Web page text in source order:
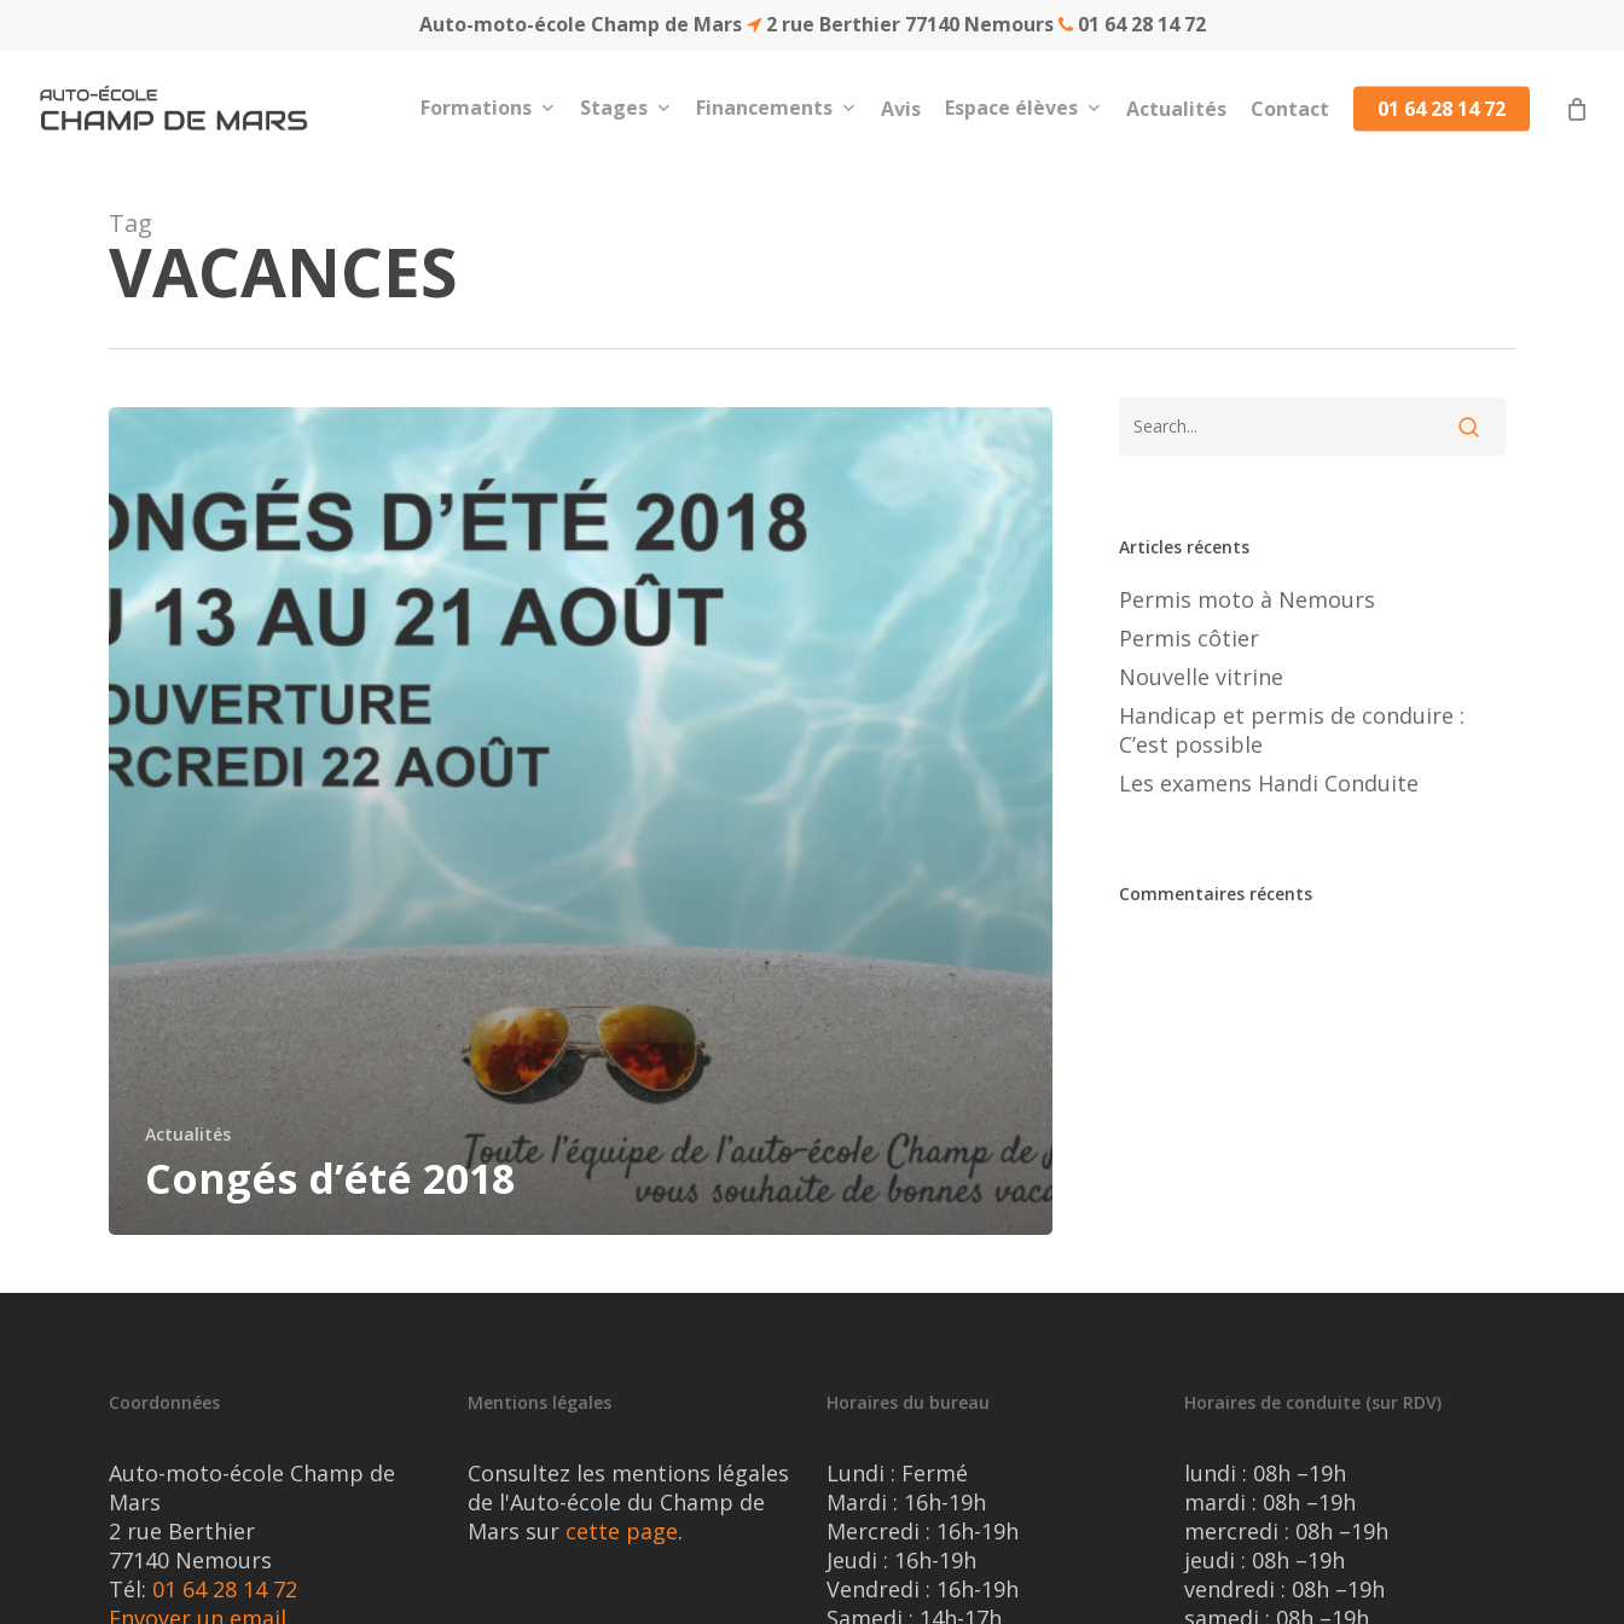
content
Auto-moto-école Champ de Mars 2 rue Berthier 77140 Nemours 01 64 28 14 72
Formations Stages Financements Avis Espace élèves Actualités Contact 01 64 28 14 72
Tag
VACANCES
Congés
Actualités
Congés d’été 2018
Articles récents
Permis moto à Nemours
Permis côtier
Nouvelle vitrine
Handicap et permis de conduire :
C’est possible
Les examens Handi Conduite
Commentaires récents
Coordonnées
Auto-moto-école Champ de
Mars
2 rue Berthier
77140 Nemours
Tél: 01 64 28 14 72
Envoyer un email
Mentions légales
Consultez les mentions légales
de l'Auto-école du Champ de
Mars sur cette page.
Horaires du bureau
Lundi : Fermé
Mardi : 16h-19h
Mercredi : 16h-19h
Jeudi : 16h-19h
Vendredi : 16h-19h
Samedi : 14h-17h
Horaires de conduite (sur RDV)
lundi : 08h –19h
mardi : 08h –19h
mercredi : 08h –19h
jeudi : 08h –19h
vendredi : 08h –19h
samedi : 08h –19h